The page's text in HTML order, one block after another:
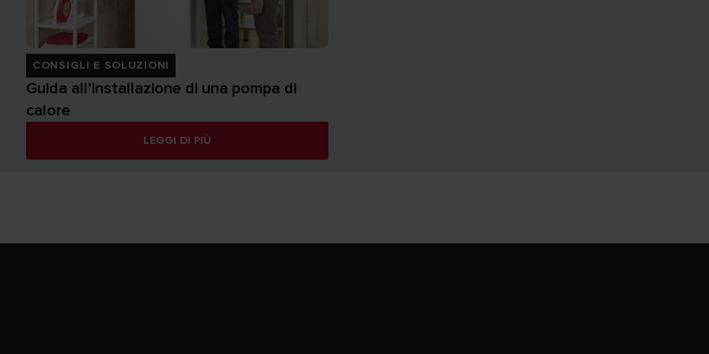
CONSIGLI E SOLUZIONI
Guida all’installazione di una pompa di
calore
LEGGI DI PIÙ